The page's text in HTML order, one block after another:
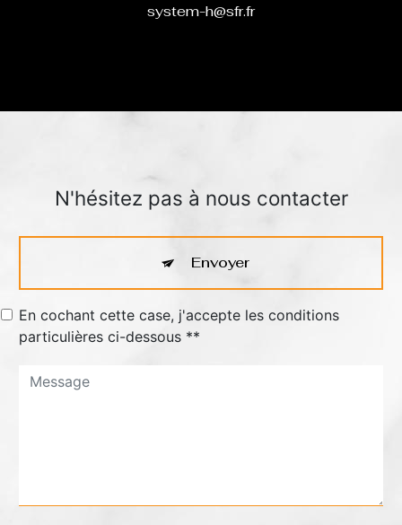
system-h@sfr.fr
N'hésitez pas à nous contacter
En cochant cette case, j'accepte les conditions
particulières ci-dessous **
Envoyer